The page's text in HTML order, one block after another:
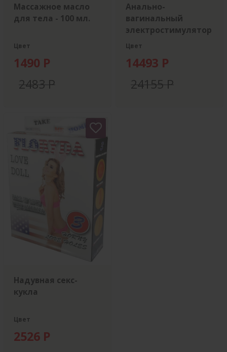
Массажное масло
для тела - 100 мл.
Цвет
1490 Р
2483 Р
Анально-
вагинальный
электростимулятор
Цвет
14493 Р
24155 Р
Надувная секс-
кукла
Цвет
2526 Р